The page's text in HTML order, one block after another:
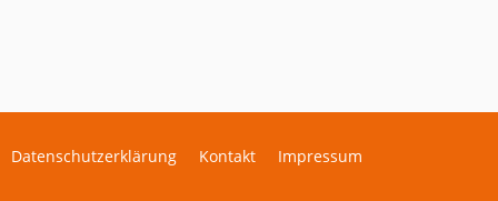
Datenschutzerklärung Kontakt Impressum